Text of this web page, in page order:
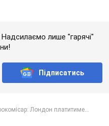
лише "гарячі"
Підписатись
Лондон платитиме...